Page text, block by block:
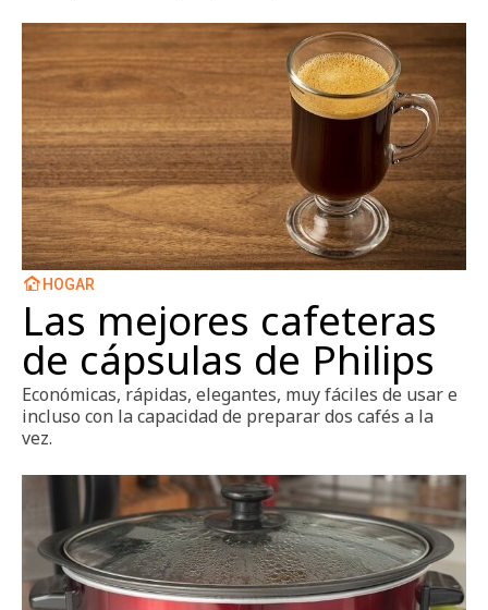
HOGAR
Las mejores cafeteras
de cápsulas de Philips
Económicas, rápidas, elegantes, muy fáciles de usar e
incluso con la capacidad de preparar dos cafés a la
vez.